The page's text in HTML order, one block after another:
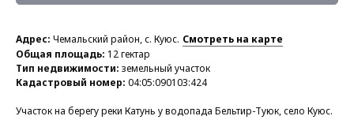
Адрес: Чемальский район, с. Куюс. Смотреть на карте
Общая площадь: 12 гектар
Тип недвижимости: земельный участок
Кадастровый номер: 04:05:090103:424
Участок на берегу реки Катунь у водопада Бельтир-Туюк, село Куюс.